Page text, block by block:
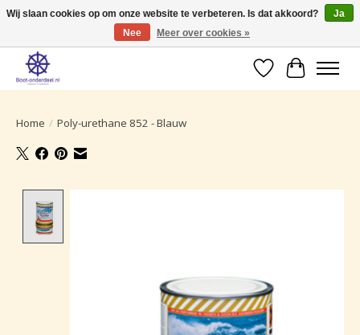
Ruime selectie producten voor uw boot onderhoud.
Verlanglijst
Home / Poly-urethane 852 - Blauw
Wij slaan cookies op om onze website te verbeteren. Is dat akkoord?
Ja
Nee
Meer over cookies »